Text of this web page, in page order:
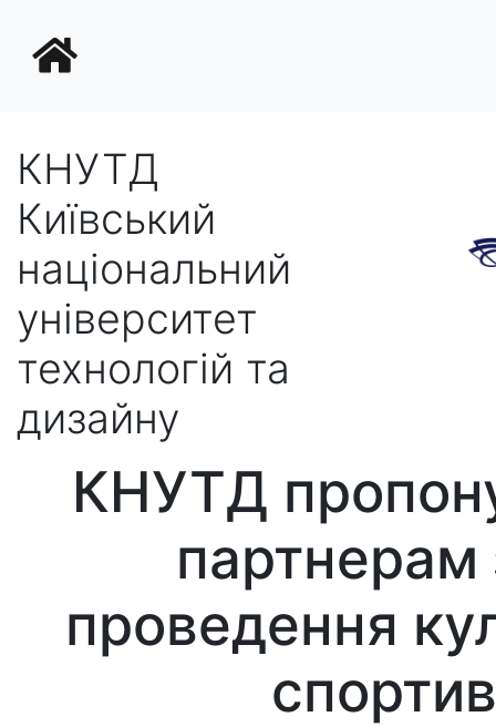
КНУТД
Київський
національний
університет
технологій та
дизайну
КНУТД
партнерам
проведення